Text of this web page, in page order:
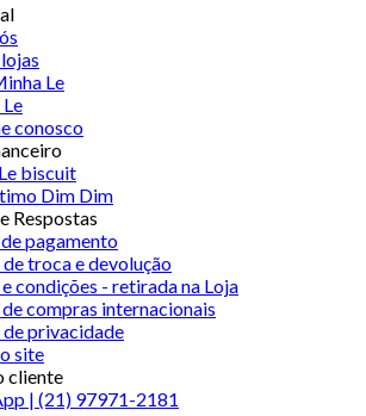
Le
conosco
biscuit
Dim Dim
Respostas
pagamento
troca e devolução
condições - retirada na Loja
compras internacionais
privacidade
site
cliente
| (21) 97971-2181